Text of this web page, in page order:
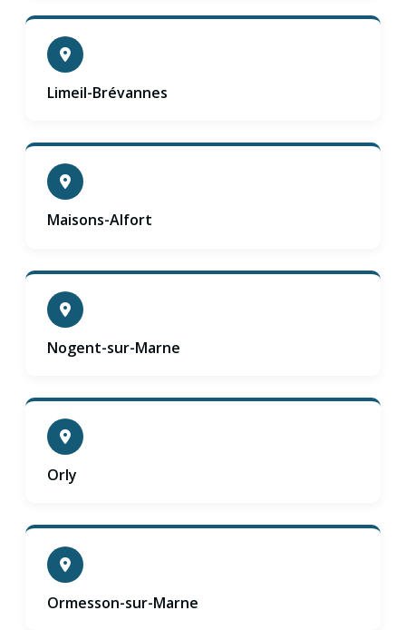
Limeil-Brévannes
Maisons-Alfort
Nogent-sur-Marne
Orly
Ormesson-sur-Marne